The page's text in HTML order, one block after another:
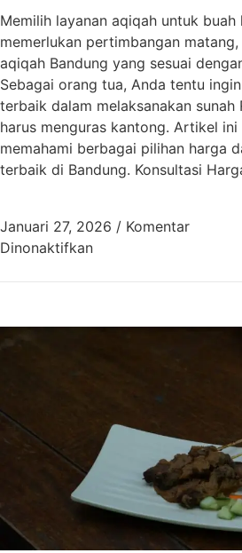
Memilih layanan aqiqah untuk
memerlukan pertimbangan
aqiqah Bandung yang sesuai
Sebagai orang tua, Anda tentu
terbaik dalam melaksanakan sunah
harus menguras kantong. Artikel
memahami berbagai pilihan harga
terbaik di Bandung. Konsultasi
Januari 27, 2026 / Komentar
Dinonaktifkanpada Harga Aqiqah